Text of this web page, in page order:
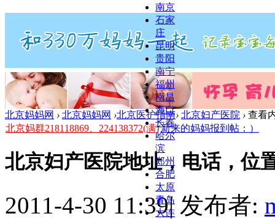
南京
石家
庄
昆明
贵阳
南宁
福州
南昌
海口
长春
哈尔
滨
郑州
合肥
太原
青岛
大连
北京妈妈网 › 北京妈妈网 ›北京医护指南› 北京妇产医院 › 查看
北京妈群218118869、224138372(满)新来的妈妈报到帖：）
北京妇产医院地址，电话，位
2011-4-30 11:39|发布者: